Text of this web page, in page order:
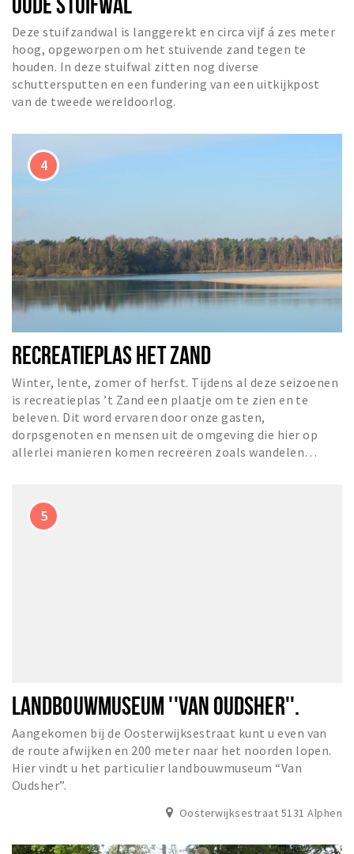
Deze stuifzandwal is langgerekt en circa vijf á zes meter
hoog, opgeworpen om het stuivende zand tegen te
houden. In deze stuifwal zitten nog diverse
schuttersputten en een fundering van een uitkijkpost
van de tweede wereldoorlog.
RECREATIEPLAS HET ZAND
Winter, lente, zomer of herfst. Tijdens al deze seizoenen
is recreatieplas ’t Zand een plaatje om te zien en te
beleven. Dit word ervaren door onze gasten,
dorpsgenoten en mensen uit de omgeving die hier op
allerlei manieren komen recreëren zoals wandelen…
LANDBOUWMUSEUM ''VAN OUDSHER''.
Aangekomen bij de Oosterwijksestraat kunt u even van
de route afwijken en 200 meter naar het noorden lopen.
Hier vindt u het particulier landbouwmuseum “Van
Oudsher”.
Oosterwijksestraat 5131 Alphen